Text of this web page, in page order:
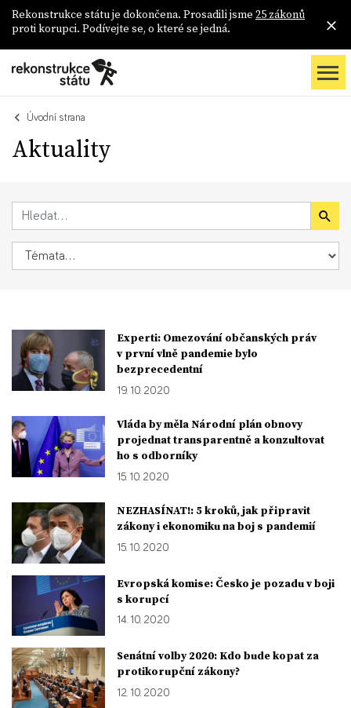
Rekonstrukce státu je dokončena. Prosadili jsme 25 zákonů
proti korupci. Podívejte se, o které se jedná.
Úvodní strana
Aktuality
Experti: Omezování občanských práv
v první vlně pandemie bylo
bezprecedentní
19. 10. 2020
Vláda by měla Národní plán obnovy
projednat transparentně a konzultovat
ho s odborníky
15. 10. 2020
NEZHASÍNAT!: 5 kroků, jak připravit
zákony i ekonomiku na boj s pandemií
15. 10. 2020
Evropská komise: Česko je pozadu v boji
s korupcí
14. 10. 2020
Senátní volby 2020: Kdo bude kopat za
protikorupční zákony?
12. 10. 2020